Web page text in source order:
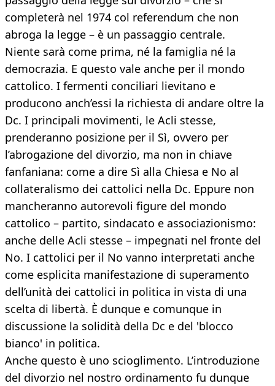
completerà nel 1974 col referendum che non
abroga la legge – è un passaggio centrale.
Niente sarà come prima, né la famiglia né la
democrazia. E questo vale anche per il mondo
cattolico. I fermenti conciliari lievitano e
producono anch’essi la richiesta di andare oltre la
Dc. I principali movimenti, le Acli stesse,
prenderanno posizione per il Sì, ovvero per
l’abrogazione del divorzio, ma non in chiave
fanfaniana: come a dire Sì alla Chiesa e No al
collateralismo dei cattolici nella Dc. Eppure non
mancheranno autorevoli figure del mondo
cattolico – partito, sindacato e associazionismo:
anche delle Acli stesse – impegnati nel fronte del
No. I cattolici per il No vanno interpretati anche
come esplicita manifestazione di superamento
dell’unità dei cattolici in politica in vista di una
scelta di libertà. È dunque e comunque in
discussione la solidità della Dc e del 'blocco
bianco' in politica.
Anche questo è uno scioglimento. L’introduzione
del divorzio nel nostro ordinamento fu dunque